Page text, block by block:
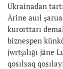
Ukrainadan
Ärine auıl
kurorttarı
biznespen
jwrtşılığı jäne
qosılsaq